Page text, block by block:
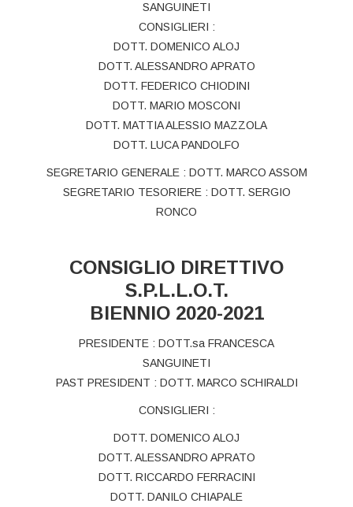
SANGUINETI
CONSIGLIERI :
DOTT. DOMENICO ALOJ
DOTT. ALESSANDRO APRATO
DOTT. FEDERICO CHIODINI
DOTT. MARIO MOSCONI
DOTT. MATTIA ALESSIO MAZZOLA
DOTT. LUCA PANDOLFO
SEGRETARIO GENERALE : DOTT. MARCO ASSOM
SEGRETARIO TESORIERE : DOTT. SERGIO
RONCO
CONSIGLIO DIRETTIVO
S.P.L.L.O.T.
BIENNIO 2020-2021
PRESIDENTE : DOTT.sa FRANCESCA
SANGUINETI
PAST PRESIDENT : DOTT. MARCO SCHIRALDI
CONSIGLIERI :
DOTT. DOMENICO ALOJ
DOTT. ALESSANDRO APRATO
DOTT. RICCARDO FERRACINI
DOTT. DANILO CHIAPALE